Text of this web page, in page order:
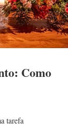
Como
tarefa